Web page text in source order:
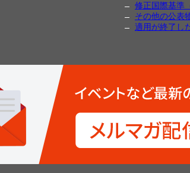
修正国際基準
その他の公表
適用が終了し